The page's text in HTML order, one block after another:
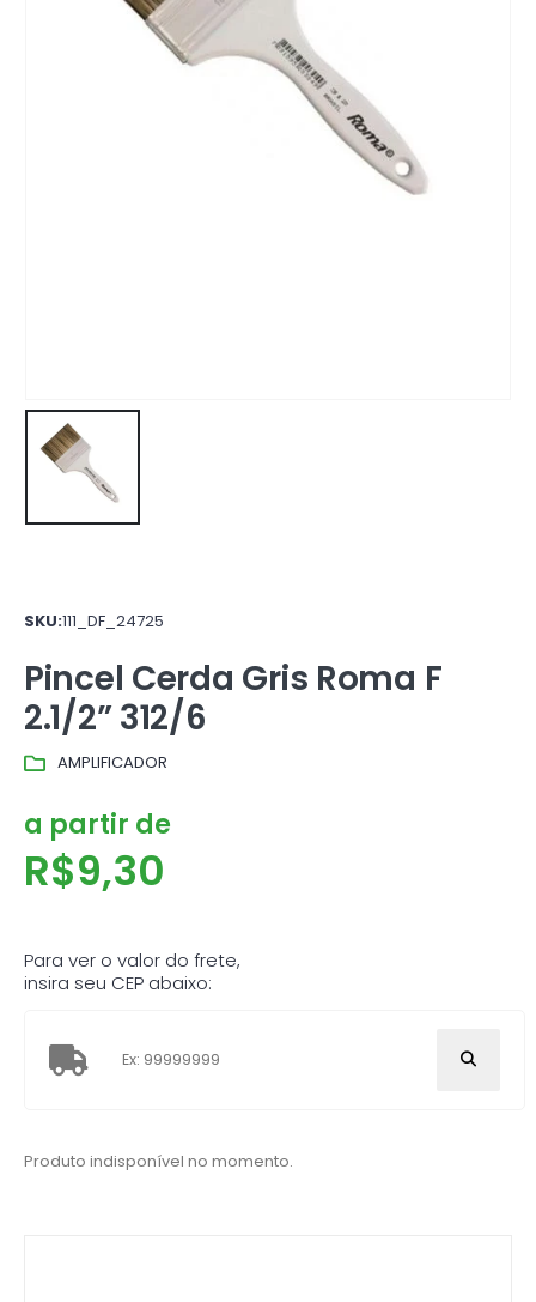
SKU:111_DF_24725
Pincel Cerda Gris Roma F
2.1/2” 312/6
AMPLIFICADOR
a partir de
R$9,30
Para ver o valor do frete,
insira seu CEP abaixo:
Produto indisponível no momento.